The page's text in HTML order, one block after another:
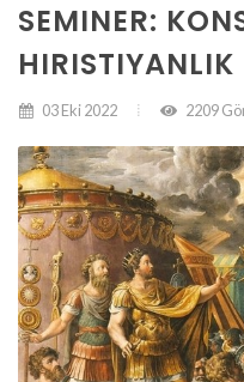
SEMINER:
HIRISTIYANLIK
03 Eki 2022 2209